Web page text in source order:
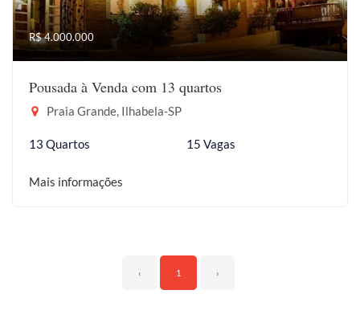
R$ 4.000.000
Pousada à Venda com 13 quartos
Praia Grande, Ilhabela-SP
13 Quartos 15 Vagas
Mais informações
‹ 1 ›